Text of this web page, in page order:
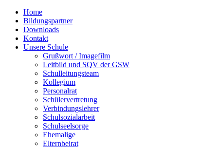
Home
Bildungspartner
Downloads
Kontakt
Unsere Schule
Grußwort / Imagefilm
Leitbild und SQV der GSW
Schulleitungsteam
Kollegium
Personalrat
Schülervertretung
Verbindungslehrer
Schulsozialarbeit
Schulseelsorge
Ehemalige
Elternbeirat